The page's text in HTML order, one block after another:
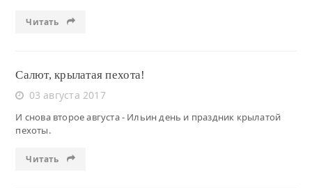
Читать
Салют, крылатая пехота!
03 августа 2017
И снова второе августа - Ильин день и праздник крылатой
пехоты.
Читать